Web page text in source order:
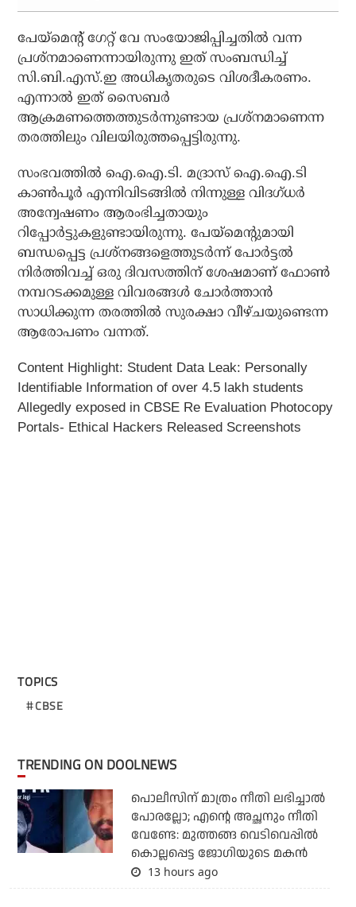
പേയ്‌മെന്റ് ഗേറ്റ് വേ സംയോജിപ്പിച്ചതില്‍ വന്ന
പ്രശ്‌നമാണെന്നായിരുന്നു ഇത് സംബന്ധിച്ച്
സി.ബി.എസ്.ഇ അധികൃതരുടെ വിശദീകരണം.
എന്നാല്‍ ഇത് സൈബര്‍
ആക്രമണത്തെത്തുടര്‍ന്നുണ്ടായ പ്രശ്‌നമാണെന്ന
തരത്തിലും വിലയിരുത്തപ്പെട്ടിരുന്നു.
സംഭവത്തില്‍ ഐ.ഐ.ടി. മദ്രാസ് ഐ.ഐ.ടി
കാണ്‍പൂര്‍ എന്നിവിടങ്ങില്‍ നിന്നുള്ള വിദഗ്ധര്‍
അന്വേഷണം ആരംഭിച്ചതായും
റിപ്പോര്‍ട്ടുകളുണ്ടായിരുന്നു. പേയ്‌മെന്റുമായി
ബന്ധപ്പെട്ട പ്രശ്‌നങ്ങളെത്തുടര്‍ന്ന് പോര്‍ട്ടല്‍
നിര്‍ത്തിവച്ച് ഒരു ദിവസത്തിന് ശേഷമാണ് ഫോണ്‍
നമ്പറടക്കമുള്ള വിവരങ്ങള്‍ ചോര്‍ത്താന്‍
സാധിക്കുന്ന തരത്തില്‍ സുരക്ഷാ വീഴ്ചയുണ്ടെന്ന
ആരോപണം വന്നത്.
Content Highlight: Student Data Leak: Personally
Identifiable Information of over 4.5 lakh students
Allegedly exposed in CBSE Re Evaluation Photocopy
Portals- Ethical Hackers Released Screenshots
TOPICS
CBSE
TRENDING ON DOOLNEWS
പൊലീസിന് മാത്രം നീതി ലഭിച്ചാല്‍
പോരല്ലോ; എന്റെ അച്ഛനും നീതി
വേണ്ടേ: മുത്തങ്ങ വെടിവെപ്പില്‍
കൊല്ലപ്പെട്ട ജോഗിയുടെ മകന്‍
13 hours ago